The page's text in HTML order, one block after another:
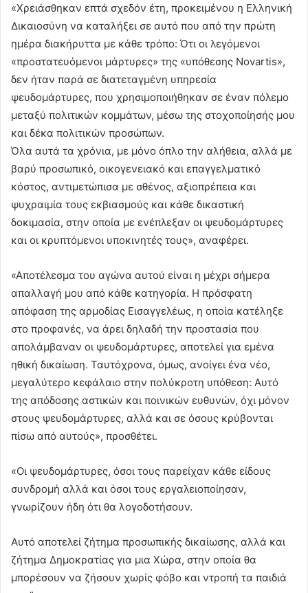
«Χρειάσθηκαν επτά σχεδόν έτη, προκειμένου η Ελληνική
Δικαιοσύνη να καταλήξει σε αυτό που από την πρώτη
ημέρα διακήρυττα με κάθε τρόπο: Ότι οι λεγόμενοι
«προστατευόμενοι μάρτυρες» της «υπόθεσης Novartis»,
δεν ήταν παρά σε διατεταγμένη υπηρεσία
ψευδομάρτυρες, που χρησιμοποιήθηκαν σε έναν πόλεμο
μεταξύ πολιτικών κομμάτων, μέσω της στοχοποίησής μου
και δέκα πολιτικών προσώπων.
Όλα αυτά τα χρόνια, με μόνο όπλο την αλήθεια, αλλά με
βαρύ προσωπικό, οικογενειακό και επαγγελματικό
κόστος, αντιμετώπισα με σθένος, αξιοπρέπεια και
ψυχραιμία τους εκβιασμούς και κάθε δικαστική
δοκιμασία, στην οποία με ενέπλεξαν οι ψευδομάρτυρες
και οι κρυπτόμενοι υποκινητές τους», αναφέρει.
«Αποτέλεσμα του αγώνα αυτού είναι η μέχρι σήμερα
απαλλαγή μου από κάθε κατηγορία. Η πρόσφατη
απόφαση της αρμοδίας Εισαγγελέως, η οποία κατέληξε
στο προφανές, να άρει δηλαδή την προστασία που
απολάμβαναν οι ψευδομάρτυρες, αποτελεί για εμένα
ηθική δικαίωση. Ταυτόχρονα, όμως, ανοίγει ένα νέο,
μεγαλύτερο κεφάλαιο στην πολύκροτη υπόθεση: Αυτό
της απόδοσης αστικών και ποινικών ευθυνών, όχι μόνον
στους ψευδομάρτυρες, αλλά και σε όσους κρύβονται
πίσω από αυτούς», προσθέτει.
«Οι ψευδομάρτυρες, όσοι τους παρείχαν κάθε είδους
συνδρομή αλλά και όσοι τους εργαλειοποίησαν,
γνωρίζουν ήδη ότι θα λογοδοτήσουν.
Αυτό αποτελεί ζήτημα προσωπικής δικαίωσης, αλλά και
ζήτημα Δημοκρατίας για μια Χώρα, στην οποία θα
μπορέσουν να ζήσουν χωρίς φόβο και ντροπή τα παιδιά